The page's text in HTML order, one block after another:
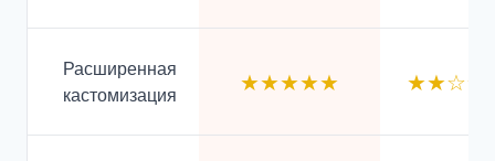
Расширенная
кастомизация
★★★★★